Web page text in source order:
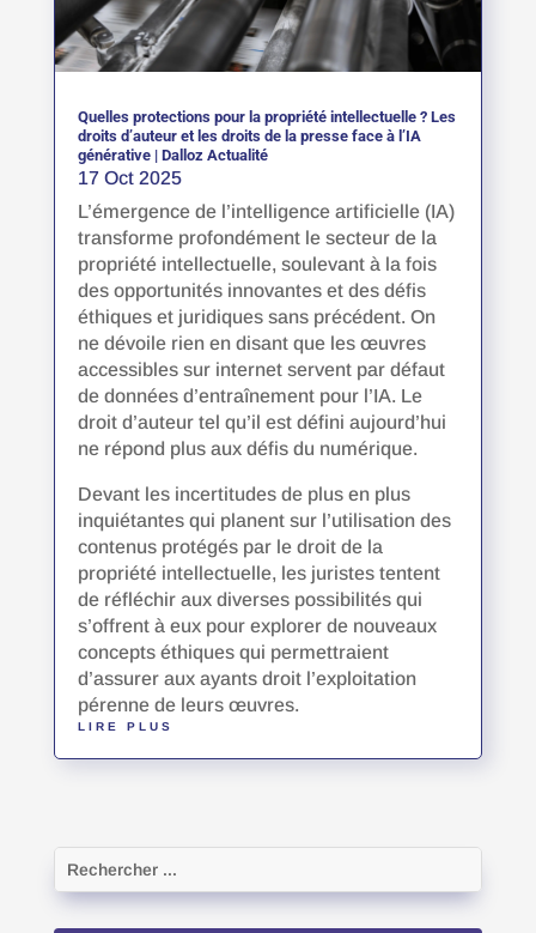
Quelles protections pour la propriété intellectuelle ? Les
droits d’auteur et les droits de la presse face à l’IA
générative | Dalloz Actualité
17 Oct 2025
L’émergence de l’intelligence artificielle (IA)
transforme profondément le secteur de la
propriété intellectuelle, soulevant à la fois
des opportunités innovantes et des défis
éthiques et juridiques sans précédent. On
ne dévoile rien en disant que les œuvres
accessibles sur internet servent par défaut
de données d’entraînement pour l’IA. Le
droit d’auteur tel qu’il est défini aujourd’hui
ne répond plus aux défis du numérique.
Devant les incertitudes de plus en plus
inquiétantes qui planent sur l’utilisation des
contenus protégés par le droit de la
propriété intellectuelle, les juristes tentent
de réfléchir aux diverses possibilités qui
s’offrent à eux pour explorer de nouveaux
concepts éthiques qui permettraient
d’assurer aux ayants droit l’exploitation
pérenne de leurs œuvres.
LIRE PLUS